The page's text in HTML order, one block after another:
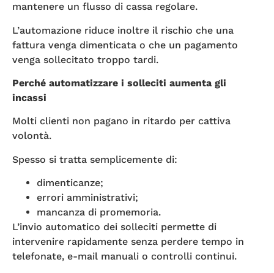
mantenere un flusso di cassa regolare.
L’automazione riduce inoltre il rischio che una
fattura venga dimenticata o che un pagamento
venga sollecitato troppo tardi.
Perché automatizzare i solleciti aumenta gli
incassi
Molti clienti non pagano in ritardo per cattiva
volontà.
Spesso si tratta semplicemente di:
dimenticanze;
errori amministrativi;
mancanza di promemoria.
L’invio automatico dei solleciti permette di
intervenire rapidamente senza perdere tempo in
telefonate, e-mail manuali o controlli continui.